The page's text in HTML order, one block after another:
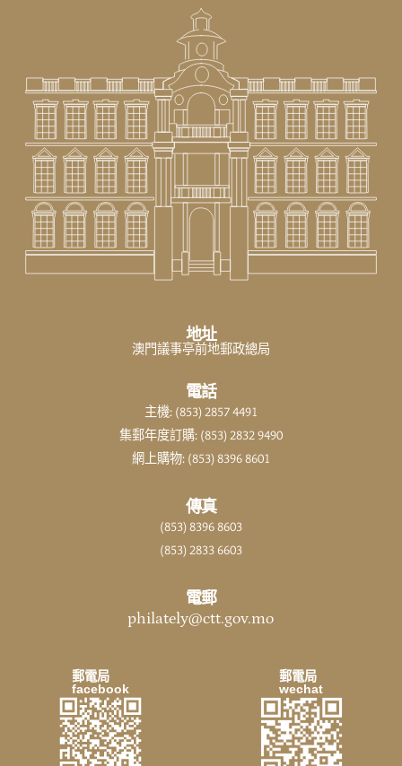
郵電局
facebook
郵電局
wechat
地址
澳門議事亭前地郵政總局
電話
主機: (853) 2857 4491
集郵年度訂購: (853) 2832 9490
網上購物: (853) 8396 8601
傳真
(853) 8396 8603
(853) 2833 6603
電郵
philately@ctt.gov.mo